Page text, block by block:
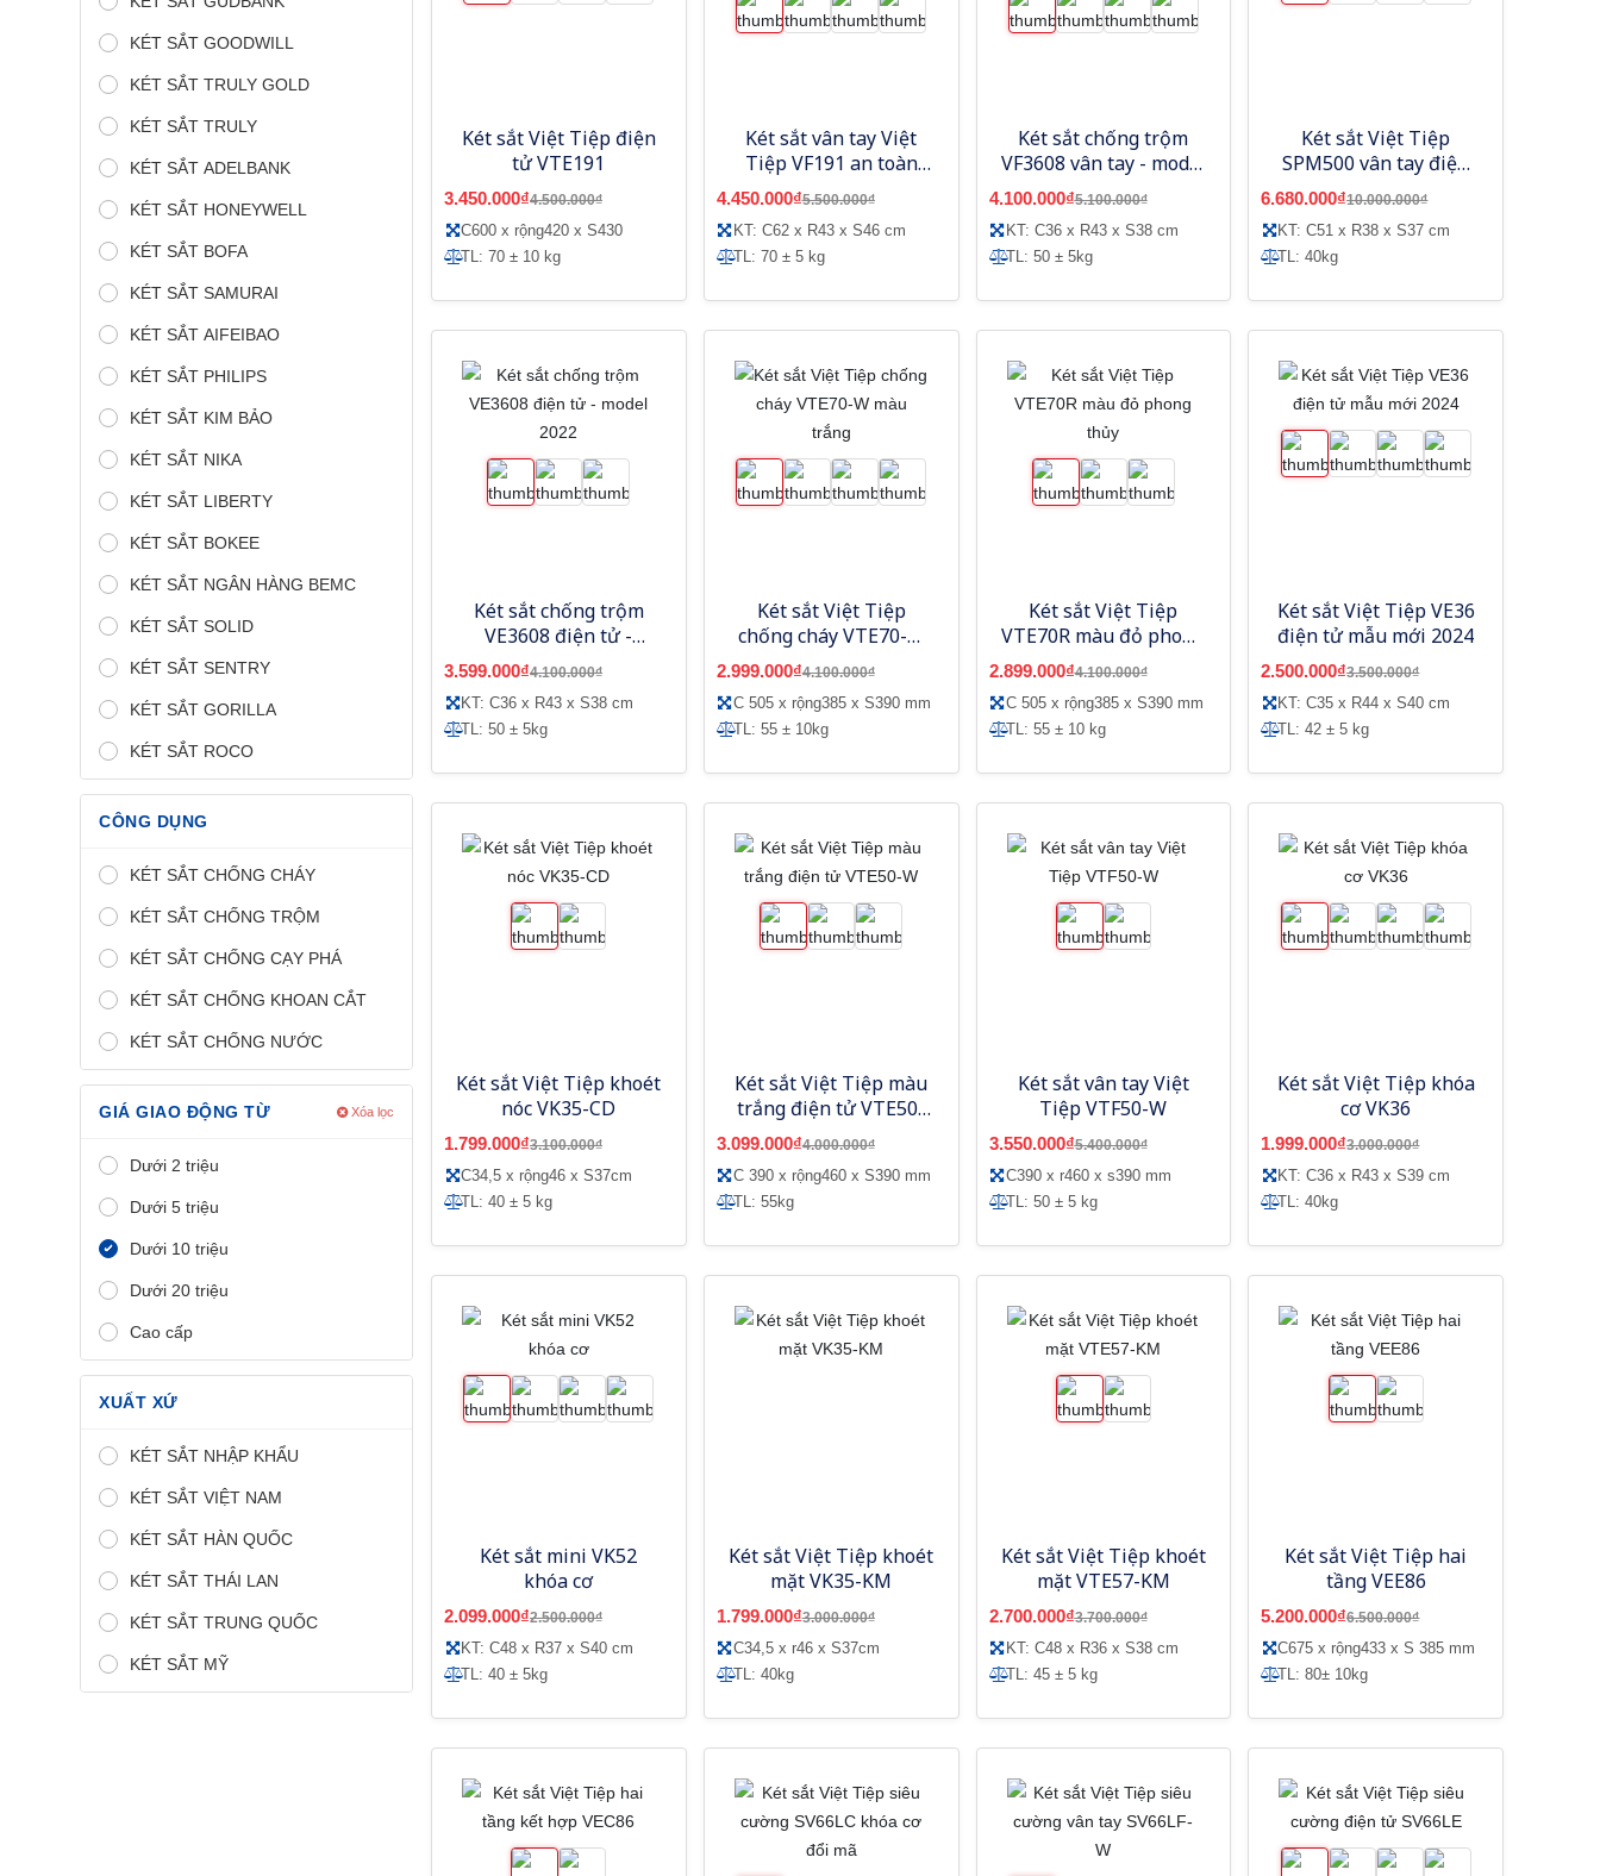
KÉT SẮT GOODWILL
KÉT SẮT TRULY GOLD
KÉT SẮT TRULY
KÉT SẮT ADELBANK
KÉT SẮT HONEYWELL
KÉT SẮT BOFA
KÉT SẮT SAMURAI
KÉT SẮT AIFEIBAO
KÉT SẮT PHILIPS
KÉT SẮT KIM BẢO
KÉT SẮT NIKA
KÉT SẮT LIBERTY
KÉT SẮT BOKEE
KÉT SẮT NGÂN HÀNG BEMC
KÉT SẮT SOLID
KÉT SẮT SENTRY
KÉT SẮT GORILLA
KÉT SẮT ROCO
CÔNG DỤNG
KÉT SẮT CHỐNG CHÁY
KÉT SẮT CHỐNG TRỘM
KÉT SẮT CHỐNG CẠY PHÁ
KÉT SẮT CHỐNG KHOAN CẮT
KÉT SẮT CHỐNG NƯỚC
GIÁ GIAO ĐỘNG TỪ Xóa lọc
Dưới 2 triệu
Dưới 5 triệu
Dưới 10 triệu
Dưới 20 triệu
Cao cấp
XUẤT XỨ
KÉT SẮT NHẬP KHẨU
KÉT SẮT VIỆT NAM
KÉT SẮT HÀN QUỐC
KÉT SẮT THÁI LAN
KÉT SẮT TRUNG QUỐC
KÉT SẮT MỸ
Két sắt Việt Tiệp điện
tử VTE191
3.450.000₫4.500.000₫
C600 x rộng420 x S430
TL: 70 ± 10 kg
Két sắt vân tay Việt
Tiệp VF191 an toàn
chống cháy
4.450.000₫5.500.000₫
KT: C62 x R43 x S46 cm
TL: 70 ± 5 kg
Két sắt chống trộm
VF3608 vân tay - model
2022
4.100.000₫5.100.000₫
KT: C36 x R43 x S38 cm
TL: 50 ± 5kg
Két sắt Việt Tiệp
SPM500 vân tay điện
tử
6.680.000₫10.000.000₫
KT: C51 x R38 x S37 cm
TL: 40kg
Két sắt chống trộm
VE3608 điện tử -
model 2022
3.599.000₫4.100.000₫
KT: C36 x R43 x S38 cm
TL: 50 ± 5kg
Két sắt Việt Tiệp
chống cháy VTE70-W
màu trắng
2.999.000₫4.100.000₫
C 505 x rộng385 x S390 mm
TL: 55 ± 10kg
Két sắt Việt Tiệp
VTE70R màu đỏ phong
thủy
2.899.000₫4.100.000₫
C 505 x rộng385 x S390 mm
TL: 55 ± 10 kg
Két sắt Việt Tiệp VE36
điện tử mẫu mới 2024
2.500.000₫3.500.000₫
KT: C35 x R44 x S40 cm
TL: 42 ± 5 kg
Két sắt Việt Tiệp khoét
nóc VK35-CD
1.799.000₫3.100.000₫
C34,5 x rộng46 x S37cm
TL: 40 ± 5 kg
Két sắt Việt Tiệp màu
trắng điện tử VTE50-
W
3.099.000₫4.000.000₫
C 390 x rộng460 x S390 mm
TL: 55kg
Két sắt vân tay Việt
Tiệp VTF50-W
3.550.000₫5.400.000₫
C390 x r460 x s390 mm
TL: 50 ± 5 kg
Két sắt Việt Tiệp khóa
cơ VK36
1.999.000₫3.000.000₫
KT: C36 x R43 x S39 cm
TL: 40kg
Két sắt mini VK52
khóa cơ
2.099.000₫2.500.000₫
KT: C48 x R37 x S40 cm
TL: 40 ± 5kg
Két sắt Việt Tiệp khoét
mặt VK35-KM
1.799.000₫3.000.000₫
C34,5 x r46 x S37cm
TL: 40kg
Két sắt Việt Tiệp khoét
mặt VTE57-KM
2.700.000₫3.700.000₫
KT: C48 x R36 x S38 cm
TL: 45 ± 5 kg
Két sắt Việt Tiệp hai
tầng VEE86
5.200.000₫6.500.000₫
C675 x rộng433 x S 385 mm
TL: 80± 10kg